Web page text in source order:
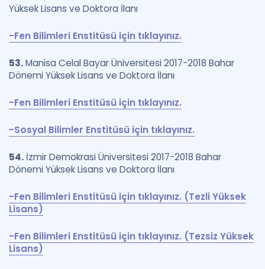
Yüksek Lisans ve Doktora İlanı
-Fen Bilimleri Enstitüsü için tıklayınız.
53.Manisa Celal Bayar Üniversitesi 2017-2018 Bahar
Dönemi Yüksek Lisans ve Doktora İlanı
-Fen Bilimleri Enstitüsü için tıklayınız.
-Sosyal Bilimler Enstitüsü için tıklayınız.
54. İzmir Demokrasi Üniversitesi 2017-2018 Bahar
Dönemi Yüksek Lisans ve Doktora İlanı
-Fen Bilimleri Enstitüsü için tıklayınız. (Tezli Yüksek
Lisans)
-Fen Bilimleri Enstitüsü için tıklayınız. (Tezsiz Yüksek
Lisans)